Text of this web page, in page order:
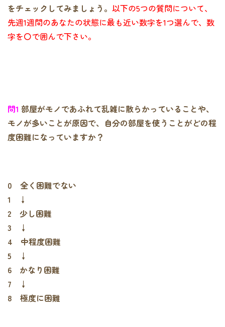
をチェックしてみましょう。 以下の5つの質問について、
先週1週間のあなたの状態に最も近い数字を1つ選んで、数
字を〇で囲んで下さい。
問1 部屋がモノであふれて乱雑に散らかっていることや、
モノが多いことが原因で、自分の部屋を使うことがどの程
度困難になっていますか？
0 全く困難でない
1 ↓
2 少し困難
3 ↓
4 中程度困難
5 ↓
6 かなり困難
7 ↓
8 極度に困難